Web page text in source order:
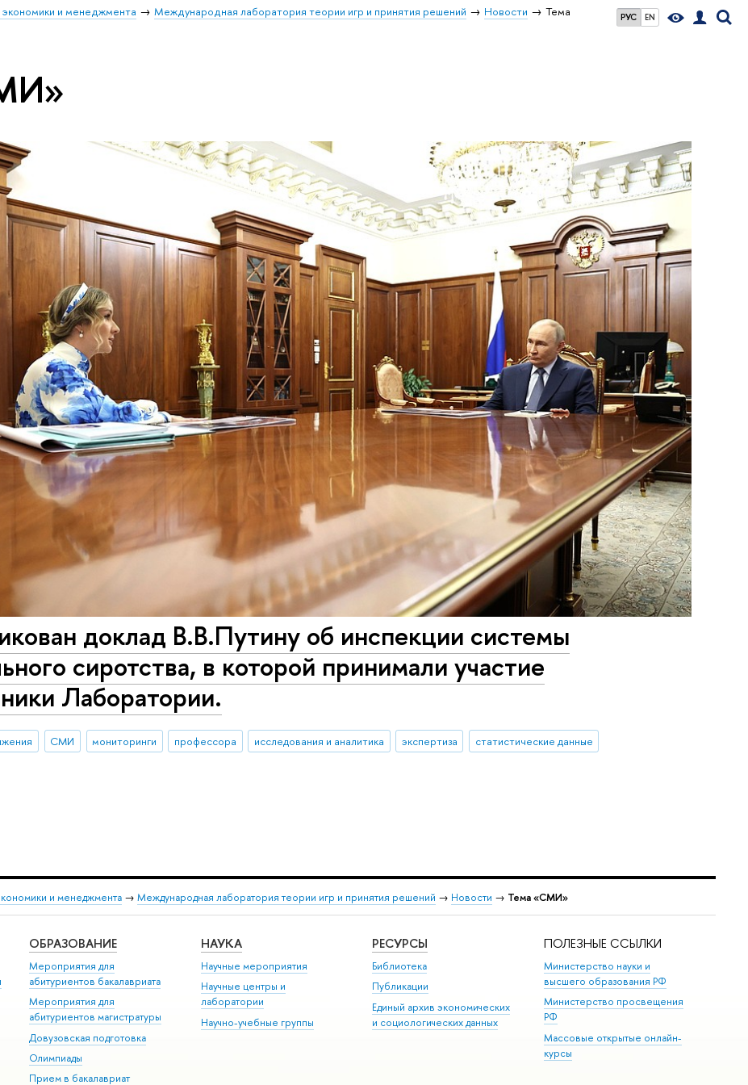
РУС EN
и менеджмента Международная лаборатория теории игр и принятия решений Новости
Тема
доклад В.В.Путину об инспекции системы
сиротства, в которой принимали участие
Лаборатории.
СМИ мониторинги профессора исследования и аналитика экспертиза статистические данные
и менеджмента → Международная лаборатория теории игр и принятия решений → Новости → Тема «СМИ»
ОБРАЗОВАНИЕ
Мероприятия для
абитуриентов бакалавриата
Мероприятия для
абитуриентов магистратуры
Довузовская подготовка
Олимпиады
Прием в бакалавриат
НАУКА
Научные мероприятия
Научные центры и
лаборатории
Научно-учебные группы
РЕСУРСЫ
Библиотека
Публикации
Единый архив экономических
и социологических данных
ПОЛЕЗНЫЕ ССЫЛКИ
Министерство науки и
высшего образования РФ
Министерство просвещения
РФ
Массовые открытые онлайн-
курсы